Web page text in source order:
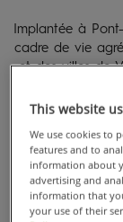
EN
FRANCE
GÈRE
Implantée à
cadre de vie
et des villes de
technique
notamment
produites
de qualité et
engagées (15
propose des
This website
We use cookies to
features and to
information about
advertising and
information that
your use of their